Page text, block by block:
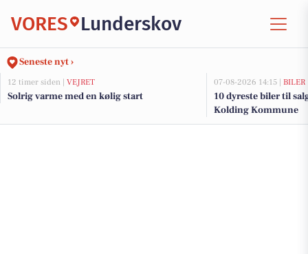
VORES Lunderskov
Seneste nyt ›
12 timer siden | VEJRET
Solrig varme med en kølig start
07-08-2026 14:15 | BILER
10 dyreste biler til
Kolding Kommune